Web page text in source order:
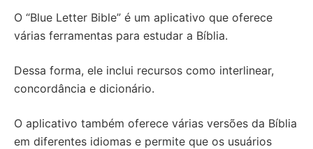
O “Blue Letter Bible” é um aplicativo que oferece
várias ferramentas para estudar a Bíblia.
Dessa forma, ele inclui recursos como interlinear,
concordância e dicionário.
O aplicativo também oferece várias versões da Bíblia
em diferentes idiomas e permite que os usuários